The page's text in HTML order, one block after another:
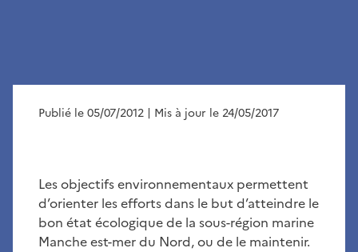
Publié le 05/07/2012 | Mis à jour le 24/05/2017
Les objectifs environnementaux permettent
d’orienter les efforts dans le but d’atteindre le
bon état écologique de la sous-région marine
Manche est-mer du Nord, ou de le maintenir.